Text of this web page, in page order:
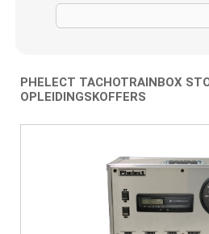
PHELECT TACHOTRAINBOX
OPLEIDINGSKOFFERS